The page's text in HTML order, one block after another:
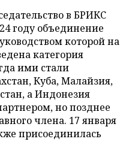
в БРИКС
году объединение
которой на
категория
ими стали
Куба, Малайзия,
а Индонезия
но позднее
члена. 17 января
присоединилась